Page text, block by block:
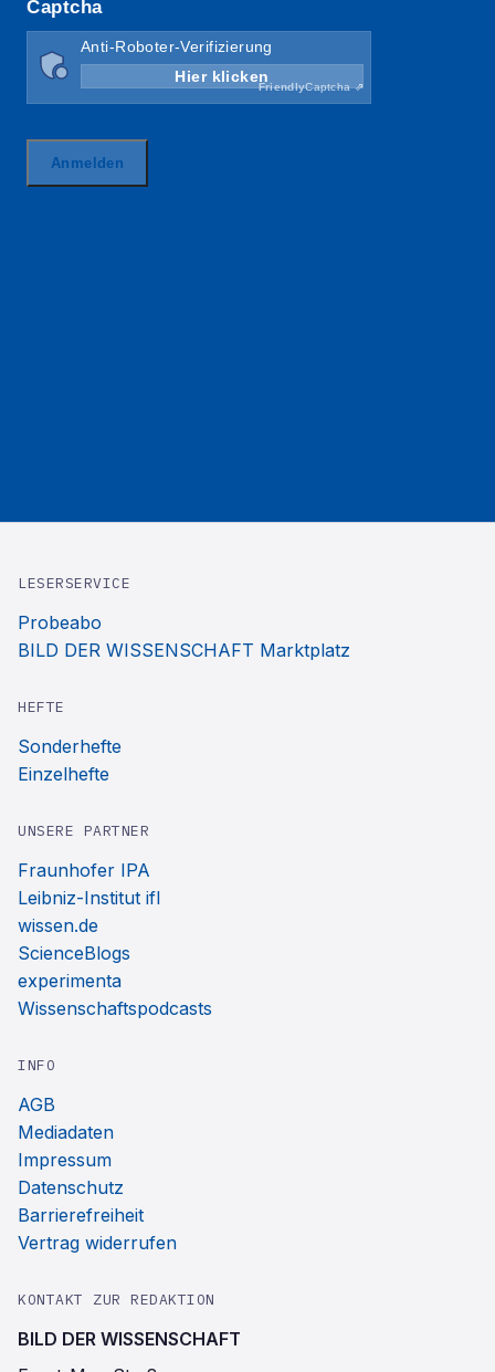
LESERSERVICE
Probeabo
BILD DER WISSENSCHAFT Marktplatz
HEFTE
Sonderhefte
Einzelhefte
UNSERE PARTNER
Fraunhofer IPA
Leibniz-Institut ifl
wissen.de
ScienceBlogs
experimenta
Wissenschaftspodcasts
INFO
AGB
Mediadaten
Impressum
Datenschutz
Barrierefreiheit
Vertrag widerrufen
KONTAKT ZUR REDAKTION
BILD DER WISSENSCHAFT